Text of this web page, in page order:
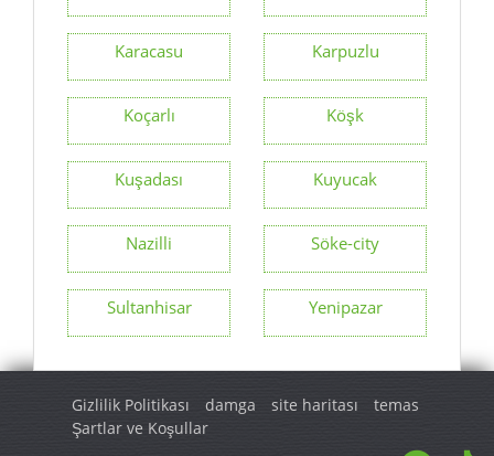
Karacasu Karpuzlu
Koçarlı Köşk
Kuşadası Kuyucak
Nazilli Söke-city
Sultanhisar Yenipazar
Gizlilik Politikası damga site haritası
temas
Şartlar ve Koşullar